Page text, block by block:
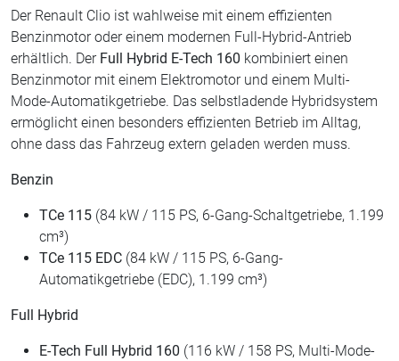
Der Renault Clio ist wahlweise mit einem effizienten
Benzinmotor oder einem modernen Full-Hybrid-Antrieb
erhältlich. Der Full Hybrid E-Tech 160 kombiniert einen
Benzinmotor mit einem Elektromotor und einem Multi-
Mode-Automatikgetriebe. Das selbstladende Hybridsystem
ermöglicht einen besonders effizienten Betrieb im Alltag,
ohne dass das Fahrzeug extern geladen werden muss.
Benzin
TCe 115 (84 kW / 115 PS, 6-Gang-Schaltgetriebe, 1.199
cm³)
TCe 115 EDC (84 kW / 115 PS, 6-Gang-
Automatikgetriebe (EDC), 1.199 cm³)
Full Hybrid
E-Tech Full Hybrid 160 (116 kW / 158 PS, Multi-Mode-